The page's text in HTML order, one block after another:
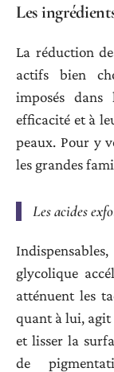
Les
La réduction
actifs bien
imposés
efficacité et à
peaux. Pour y
les grandes
Les acides
glycolique
atténuent les
quant à lui, agit
et lisser la
de